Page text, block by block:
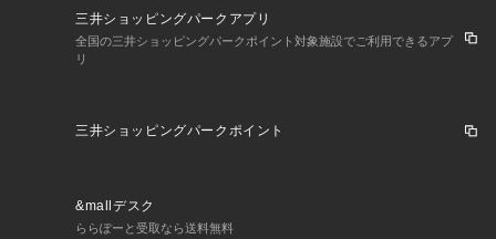
三井ショッピングパークアプリ
全国の三井ショッピングパークポイント対象施設でご利用できるアプ
リ
三井ショッピングパークポイント
&mallデスク
ららぽーと受取なら送料無料